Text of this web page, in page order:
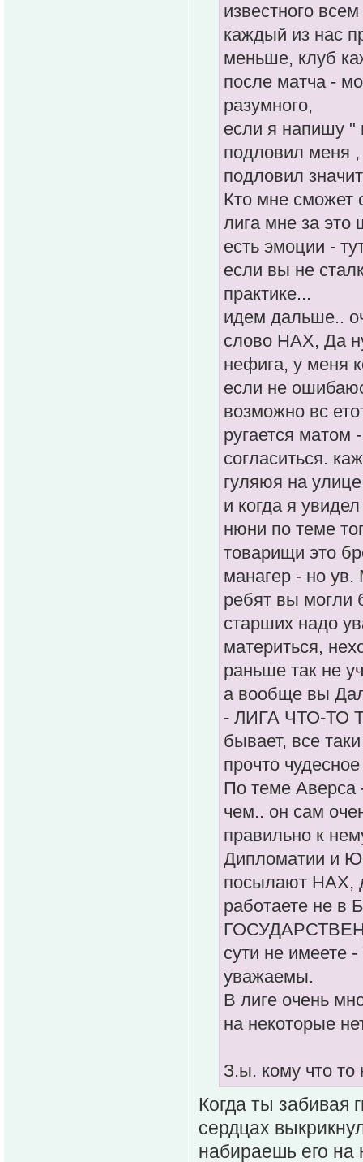
известного
каждый из нас
меньше, клуб
после матча -
разумного,
если я напишу "
подловил меня ,
подловил
Кто мне сможет
лига мне за это
есть эмоции -
если вы не
практике...
идем дальше..
слово НАХ, Да
нефига, у меня
если не
возможно вс
ругается
согласиться.
гуляюя на
и когда я
нюни по теме
товарищи это
манагер - но
ребят вы могли
старших надо
материться,
раньше так не
а вообще вы
- ЛИГА ЧТО-ТО
бывает, все
прочто
По теме Аверса
чем.. он сам
правильно к
Дипломатии и
посылают НАХ,
работаете не в
сути не имеете
уважаемы.
В лиге очень
на некоторые
З.ы. кому что то
Когда ты забивая
сердцах
набираешь его на